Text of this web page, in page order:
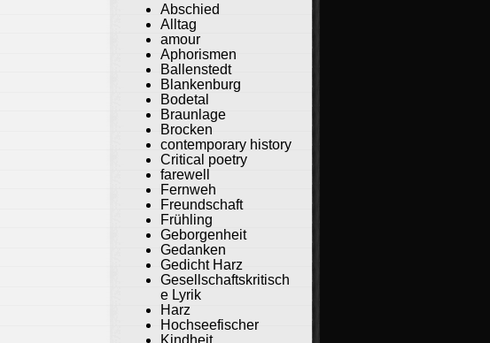
Abschied
Alltag
amour
Aphorismen
Ballenstedt
Blankenburg
Bodetal
Braunlage
Brocken
contemporary history
Critical poetry
farewell
Fernweh
Freundschaft
Frühling
Geborgenheit
Gedanken
Gedicht Harz
Gesellschaftskritisch
e Lyrik
Harz
Hochseefischer
Kindheit